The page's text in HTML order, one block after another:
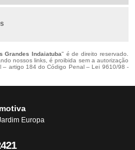
Grandes Indaiatuba" é de direito reservado.
nossos links, é proibida sem a autorização
– artigo 184 do Código Penal –Lei 9610/98 -
Europa